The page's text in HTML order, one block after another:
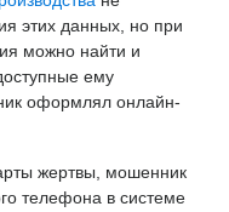
этих данных, но при
можно найти и
ему
оформлял онлайн-
жертвы, мошенник
телефона в системе